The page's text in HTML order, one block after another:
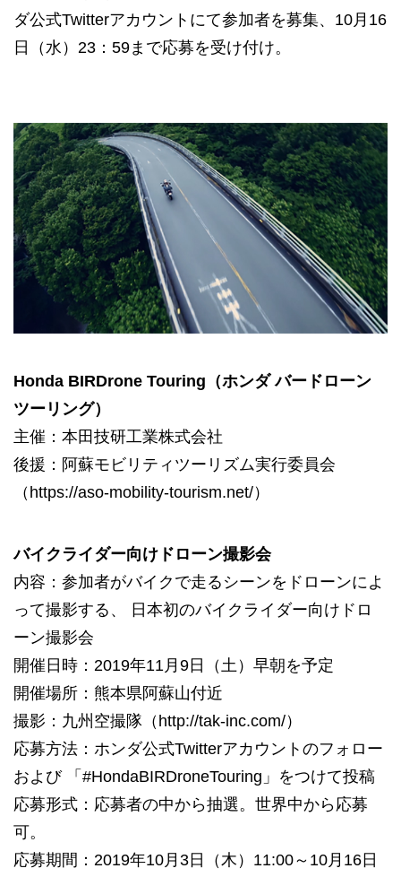
ダ公式Twitterアカウントにて参加者を募集、10月16
日（水）23：59まで応募を受け付け。
Honda BIRDrone Touring（ホンダ バードローン
ツーリング）
主催：本田技研工業株式会社
後援：阿蘇モビリティツーリズム実行委員会
（https://aso-mobility-tourism.net/）
バイクライダー向けドローン撮影会
内容：参加者がバイクで走るシーンをドローンによ
って撮影する、 日本初のバイクライダー向けドロ
ーン撮影会
開催日時：2019年11月9日（土）早朝を予定
開催場所：熊本県阿蘇山付近
撮影：九州空撮隊（ http://tak-inc.com/）
応募方法：ホンダ公式Twitterアカウントのフォロー
および 「#HondaBIRDroneTouring」をつけて投稿
応募形式：応募者の中から抽選。世界中から応募
可。
応募期間：2019年10月3日（木）11:00～10月16日